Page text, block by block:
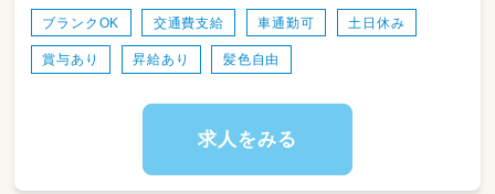
・健康管理（痛み部位の確認や前回との変化）
・住宅環境の確認（転びやすい場所の確認）
・福祉用具の提案（業者とのやり取り）
・施術（痛み緩和、筋力強化、歩行練習、ADLの確
ブランクOK 交通費支給 車通勤可 土日休み
賞与あり 昇給あり 髪色自由
求人をみる